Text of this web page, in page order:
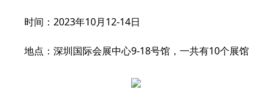
时间：2023年10月12-14日
地点：深圳国际会展中心9-18号馆，一共有10个展馆